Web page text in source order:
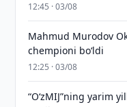
12:45 · 03/08
Mahmud Murodov
chempioni bo‘ldi
12:25 · 03/08
“O‘zMIJ”ning yarim